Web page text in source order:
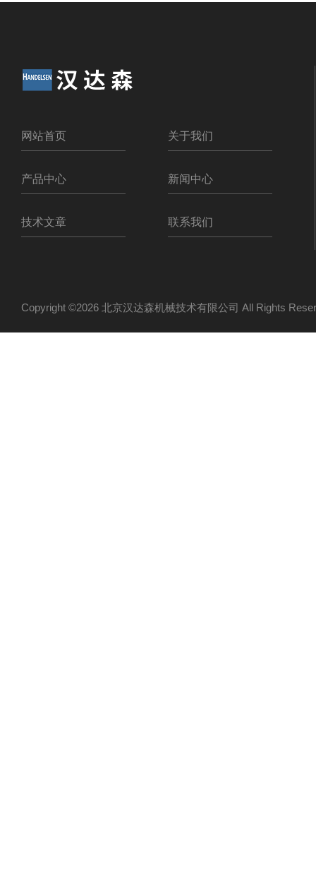
网站首页 关于我们
产品中心 新闻中心
技术文章 联系我们
Copyright ©2026 北京汉达森机械技术有限公司 All Rights